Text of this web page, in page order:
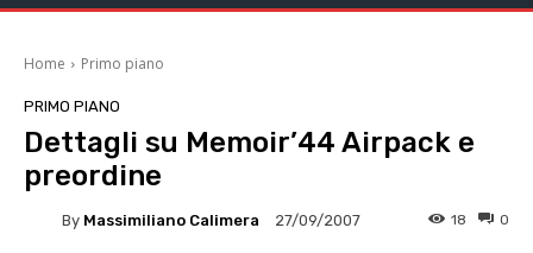
Home Primo piano
PRIMO PIANO
Dettagli su Memoir’44 Airpack e
preordine
By Massimiliano Calimera 27/09/2007 0
18